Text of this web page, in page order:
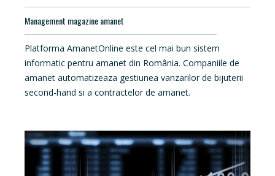
Management magazine amanet
Platforma AmanetOnline este cel mai bun sistem
informatic pentru amanet din România. Companiile de
amanet automatizeaza gestiunea vanzarilor de bijuterii
second-hand si a contractelor de amanet.